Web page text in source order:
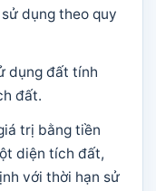
dụng theo quy
dụng đất tính
đất.
trị bằng tiền
diện tích đất,
với thời hạn sử